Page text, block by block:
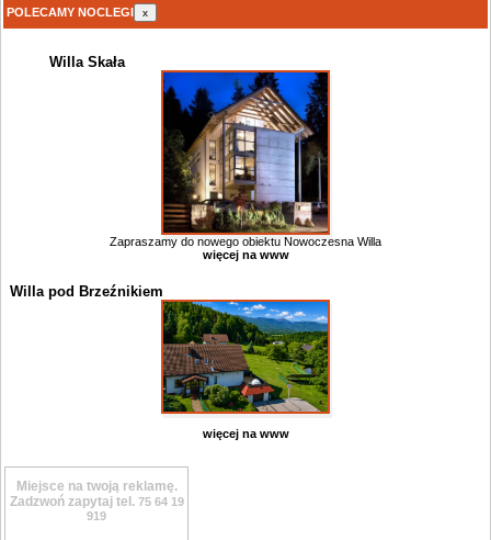
POLECAMY NOCLEGI x
Willa Skała
Zapraszamy do nowego obiektu Nowoczesna Willa
więcej na www
Willa pod Brzeźnikiem
więcej na www
Miejsce na twoją reklamę.
Zadzwoń zapytaj tel. 75 64 19
919